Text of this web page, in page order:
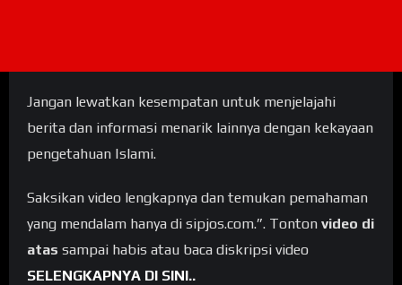
Jangan lewatkan kesempatan untuk menjelajahi
berita dan informasi menarik lainnya dengan kekayaan
pengetahuan Islami.
Saksikan video lengkapnya dan temukan pemahaman
yang mendalam hanya di sipjos.com.”. Tonton video di
atas sampai habis atau baca diskripsi video
SELENGKAPNYA DI SINI..